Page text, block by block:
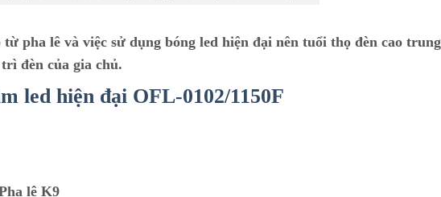
pha lê và việc sử dụng bóng led hiện đại nên tuổi thọ đèn cao
đèn của gia chủ.
led hiện đại OFL-0102/1150F
lê K9